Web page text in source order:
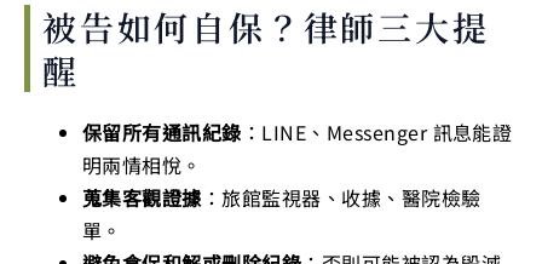
被告如何自保？律師三大提
醒
保留所有通訊紀錄 ：LINE、Messenger 訊息能證
明兩情相悅。
蒐集客觀證據 ：旅館監視器、收據、醫院檢驗
單。